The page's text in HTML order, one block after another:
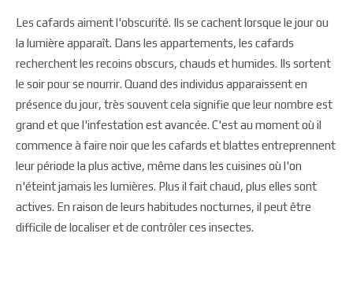
Les cafards aiment l'obscurité. Ils se cachent lorsque le jour ou
la lumière apparaît. Dans les appartements, les cafards
recherchent les recoins obscurs, chauds et humides. Ils sortent
le soir pour se nourrir. Quand des individus apparaissent en
présence du jour, très souvent cela signifie que leur nombre est
grand et que l'infestation est avancée. C'est au moment où il
commence à faire noir que les cafards et blattes entreprennent
leur période la plus active, même dans les cuisines où l'on
n'éteint jamais les lumières. Plus il fait chaud, plus elles sont
actives. En raison de leurs habitudes nocturnes, il peut être
difficile de localiser et de contrôler ces insectes.